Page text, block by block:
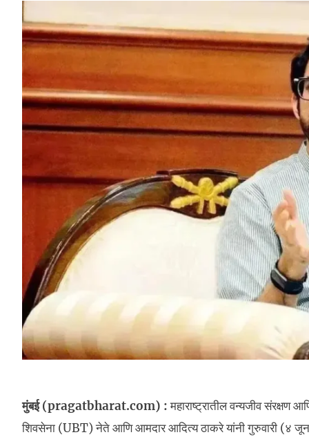
मुंबई (pragatbharat.com) :महाराष्ट्रातील वन्यजीव संरक्षण
शिवसेना (UBT) नेते आणि आमदार आदित्य ठाकरे यांनी गुरुवारी (४